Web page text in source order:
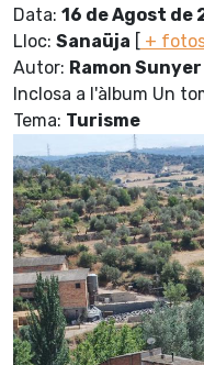
Data: 16 de Agost de
Lloc: Sanaüja [ +
Autor: Ramon Sunyer
Inclosa a l'àlbum Un
Tema: Turisme